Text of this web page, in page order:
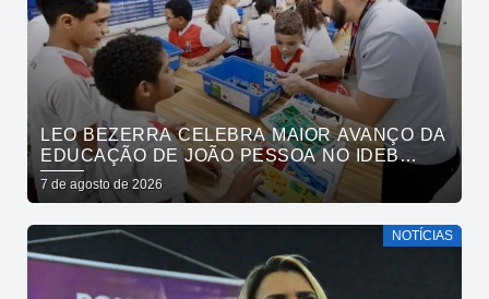
LEO BEZERRA CELEBRA MAIOR AVANÇO DA
EDUCAÇÃO DE JOÃO PESSOA NO IDEB
ENTRE CAPITAIS DO NORDESTE
7 de agosto de 2026
NOTÍCIAS